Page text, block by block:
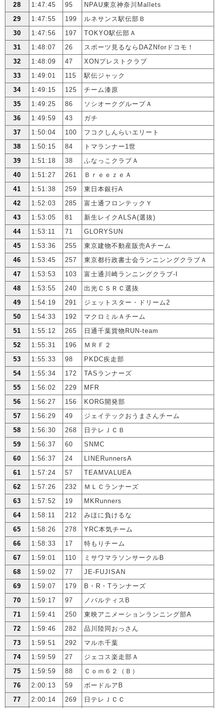
28
1:47:45 95
NPAU東京神奈川Mallets
29
1:47:55 199
ルネサンス駅伝部Ｂ
30
1:47:56 197
TOKYO駅伝部Ａ
31
1:48:07 26
スポーツ見るならDAZNforドコモ！
32
1:48:09 47
XONプレストクラブ
33
1:49:01 115
駅伝ジャック
34
1:49:15 125
チーム漆原
35
1:49:25 86
ソシオークグループＡ
36
1:49:59 43
ガチ
37
1:50:04 100
フコクしんらいエリート
38
1:50:15 84
トマランナー1世
39
1:51:18 38
ふなっこクラブＡ
40
1:51:27 261
ＢｒｅｅｚｅＡ
41
1:51:38 259
東日本銀行A
42
1:52:03 285
富士通フロンテックＹ
43
1:53:05 81
新生レイクALSA(選抜)
44
1:53:11 71
GLORYSUN
45
1:53:36 255
東京建物不動産販売Aチーム
46
1:53:45 257
東京都行政書士会ランニンングクラブＡ
47
1:53:53 103
富士通川崎ランニングクラブ-I
48
1:53:55 240
出光ＣＳＲＣ選抜
49
1:54:19 291
ジェットスター・ドリーム2
50
1:54:33 192
マクロミルＡチーム
51
1:55:12 265
日通千葉貨物RUN-team
52
1:55:31 196
ＭＲＦ２
53
1:55:33 98
PKDC疾走部
54
1:55:34 172
TASランナーズ
55
1:56:02 229
MFR
56
1:56:27 156
KORG開発部
57
1:56:29 49
ジェイテックおうまさんチーム
58
1:56:30 268
日テレＪＣＢ
59
1:56:37 60
SNMC
60
1:56:37 24
LINERunnersA
61
1:57:24 57
TEAMVALUEA
62
1:57:26 232
ＭＬＣランナーズ
63
1:57:52 19
MKRunners
64
1:58:11 212
みほに負けるな
65
1:58:26 278
YRC本気チーム
66
1:58:33 17
特もりチーム
67
1:59:01 110
ミサワマラソンサークルB
68
1:59:02 77
JE-FUJISAN
69
1:59:07 179
B・R・Tランナーズ
70
1:59:17 97
ノバルティスB
71
1:59:41 250
東映アニメーションランニング部A
72
1:59:46 282
品川陸同おっさん
73
1:59:51 292
マルホ千葉
74
1:59:59 27
ジェコス楽走部Ａ
75
1:59:59 88
Ｃｏｍ６２（Ｂ）
76
2:00:13 59
ボードルアB
77
2:00:14 269 日テレＪＣＣ